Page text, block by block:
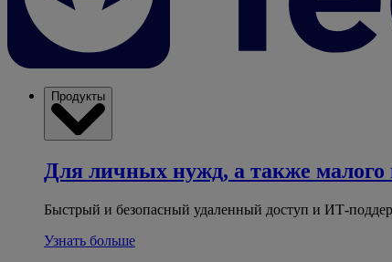
Продукты
Для личных нужд, а также малого
Быстрый и безопасный удаленный доступ и ИТ-
Узнать больше